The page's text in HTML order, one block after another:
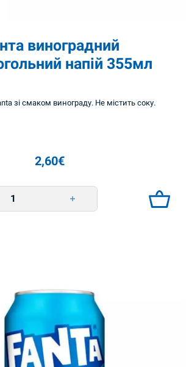
виноградний
напій 355мл
зі смаком винограду. Не містить соку.
2,60€
безалкогольний напій 355мл quantity